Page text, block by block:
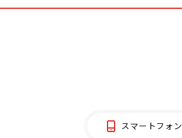
スマートフォン